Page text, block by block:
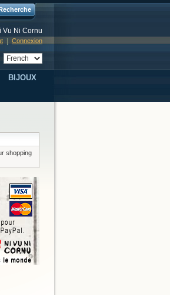
Vu Ni Cornu
Connexion
BIJOUX
shopping